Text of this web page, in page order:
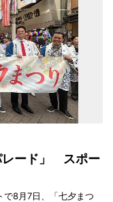
レード」 スポー
で8月7日、「七夕まつ